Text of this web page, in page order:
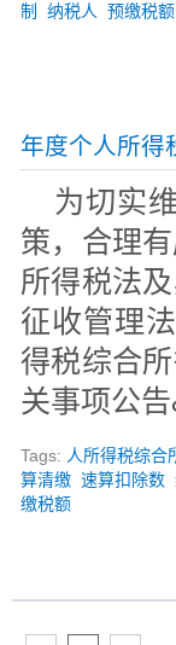
制
纳税人 预缴税额
年度个人所得
为切实
策，合理
所得税法
征收管理
得税综合
关事项公
Tags: 人所得税综合
算清缴 速算扣除数
缴税额